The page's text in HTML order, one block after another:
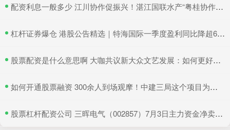
​配资利息一般多少 江川协作促振兴！湛江国联水产“粤桂协作帮扶车间”在吴川揭牌
​杠杆证券爆仓 港股公告精选｜特海国际一季度盈利同比降超6成 三一国际首季营收超66亿元
​股票配资是什么意思啊 大咖共议新大众文艺发展：如何更好地与时代同频共振
​如何开通股票融资 300余人到场观摩！中建三局这个项目为安全生产示范
​股票杠杆配资公司 三晖电气（002857）7月3日主力资金净卖出820.19万元